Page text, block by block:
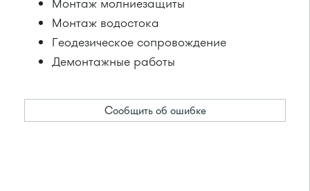
Монтаж молниезащиты
Монтаж водостока
Геодезическое сопровождение
Демонтажные работы
Сообщить об ошибке